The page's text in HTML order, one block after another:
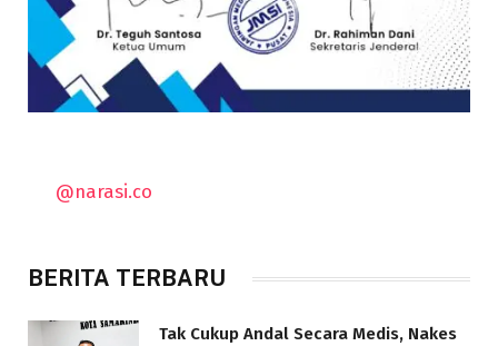
@narasi.co
BERITA TERBARU
Tak Cukup Andal Secara Medis, Nakes